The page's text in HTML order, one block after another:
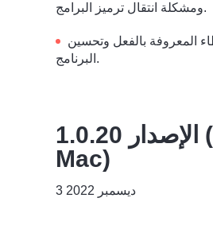
ومشكلة انتقال ترميز البرامج.
البرنامج.
الإصدار 1.0.20 (لأجهزة
Mac)
3 ديسمبر 2022